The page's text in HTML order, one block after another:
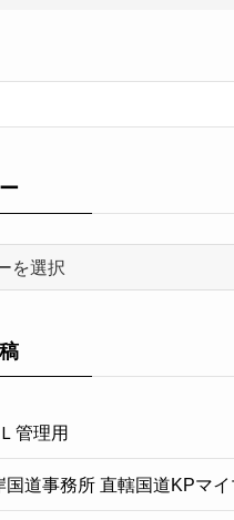
管理用
国道事務所 直轄国道KPマ